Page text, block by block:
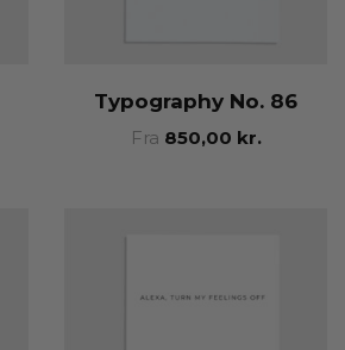
Typography No. 86
Fra 850,00 kr.